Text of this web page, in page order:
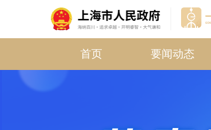
首页 要闻动态